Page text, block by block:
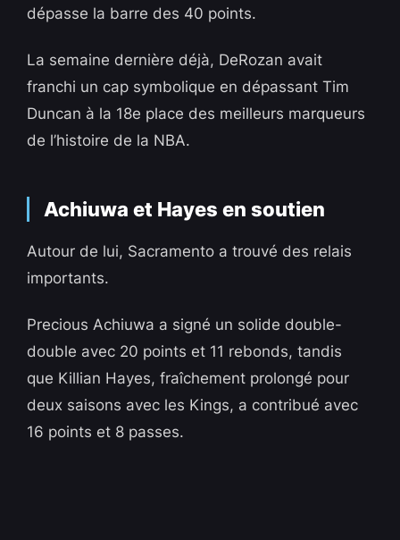
dépasse la barre des 40 points.
La semaine dernière déjà, DeRozan avait
franchi un cap symbolique en dépassant Tim
Duncan à la 18e place des meilleurs marqueurs
de l’histoire de la NBA.
Achiuwa et Hayes en soutien
Autour de lui, Sacramento a trouvé des relais
importants.
Precious Achiuwa a signé un solide double-
double avec 20 points et 11 rebonds, tandis
que Killian Hayes, fraîchement prolongé pour
deux saisons avec les Kings, a contribué avec
16 points et 8 passes.